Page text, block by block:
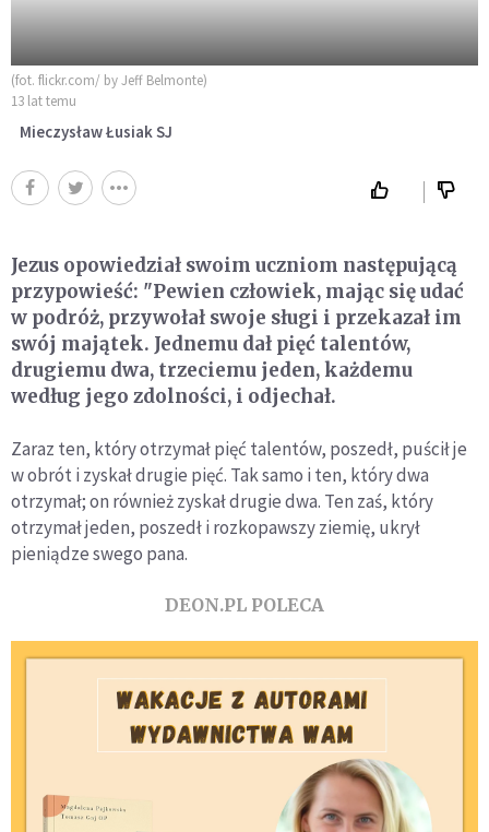
(fot. flickr.com/ by Jeff Belmonte)
13 lat temu
Mieczysław Łusiak SJ
Jezus opowiedział swoim uczniom następującą
przypowieść: "Pewien człowiek, mając się udać
w podróż, przywołał swoje sługi i przekazał im
swój majątek. Jednemu dał pięć talentów,
drugiemu dwa, trzeciemu jeden, każdemu
według jego zdolności, i odjechał.
Zaraz ten, który otrzymał pięć talentów, poszedł, puścił je
w obrót i zyskał drugie pięć. Tak samo i ten, który dwa
otrzymał; on również zyskał drugie dwa. Ten zaś, który
otrzymał jeden, poszedł i rozkopawszy ziemię, ukrył
pieniądze swego pana.
DEON.PL POLECA